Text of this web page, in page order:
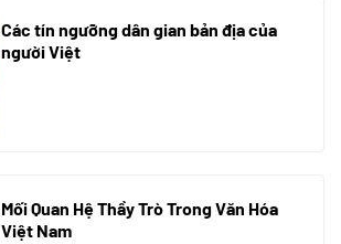
Các tín ngưỡng dân gian bản địa của
người Việt
Mối Quan Hệ Thầy Trò Trong Văn Hóa
Việt Nam